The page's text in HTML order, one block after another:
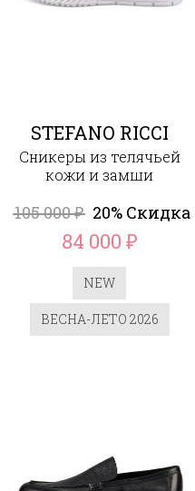
STEFANO RICCI
Сникеры из телячьей
кожи и замши
105 000₽ 20% Скидка
84 000 ₽
NEW
ВЕСНА-ЛЕТО 2026